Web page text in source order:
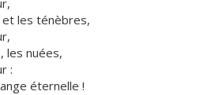
les ténèbres,
les nuées,
:
éternelle !